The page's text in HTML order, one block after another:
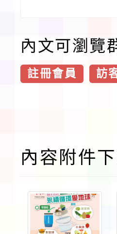
內文可瀏覽
註冊會員 訪
內容附件